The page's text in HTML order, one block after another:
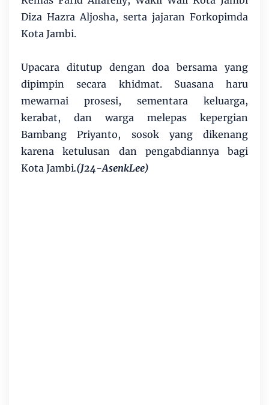
Diza Hazra Aljosha, serta jajaran Forkopimda
Kota Jambi.
Upacara ditutup dengan doa bersama yang
dipimpin secara khidmat. Suasana haru
mewarnai prosesi, sementara keluarga,
kerabat, dan warga melepas kepergian
Bambang Priyanto, sosok yang dikenang
karena ketulusan dan pengabdiannya bagi
Kota Jambi.(J24-AsenkLee)